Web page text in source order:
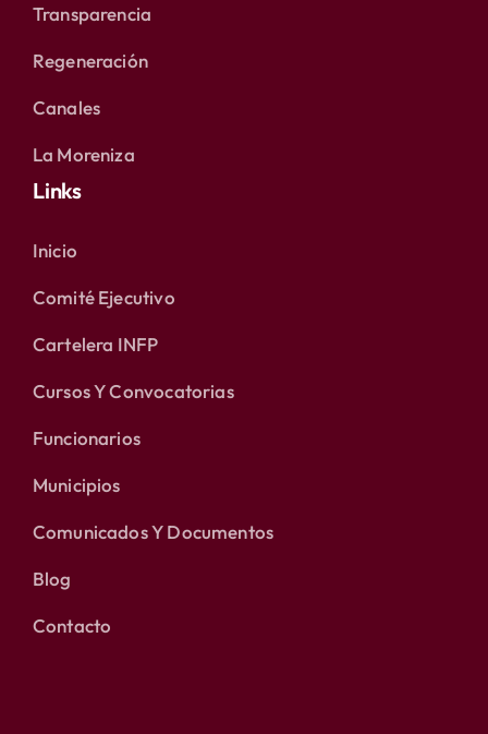
Transparencia
Regeneración
Canales
La Moreniza
Links
Inicio
Comité Ejecutivo
Cartelera INFP
Cursos Y Convocatorias
Funcionarios
Municipios
Comunicados Y Documentos
Blog
Contacto